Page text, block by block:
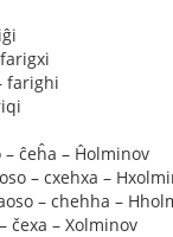
farighi
ĉeĥa – Ĥolminov
– cxehxa –
– chehha –
čexa – Xolminov